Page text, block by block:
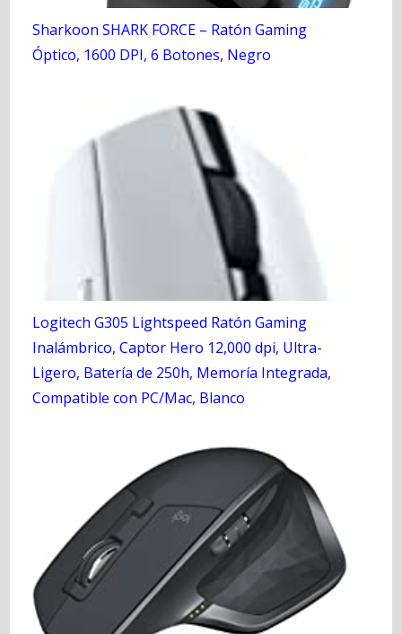
Sharkoon SHARK FORCE – Ratón Gaming
Óptico, 1600 DPI, 6 Botones, Negro
Logitech G305 Lightspeed Ratón Gaming
Inalámbrico, Captor Hero 12,000 dpi, Ultra-
Ligero, Batería de 250h, Memoría Integrada,
Compatible con PC/Mac, Blanco